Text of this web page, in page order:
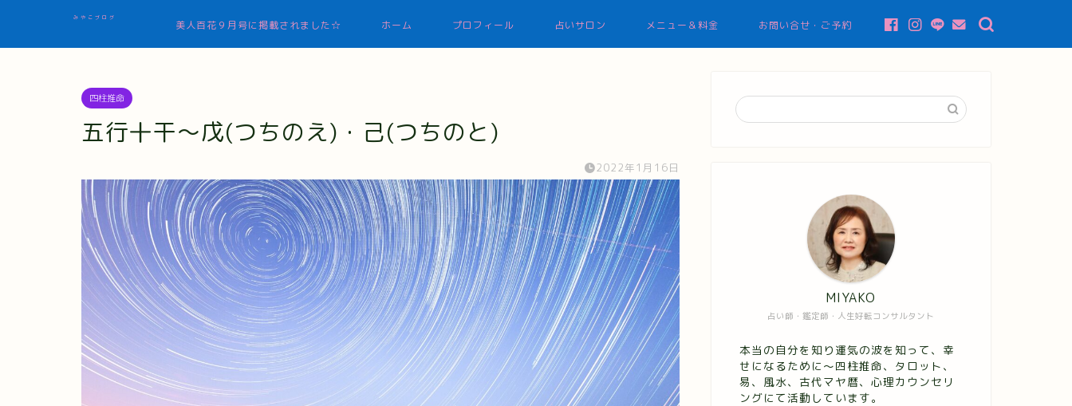
みやこブログ
美人百花９月号に掲載されました☆ ホーム プロフィール 占いサロン メニュー＆料金 お問い合せ・ご予約
四柱推命
五行十干～戊(つちのえ)・己(つちのと)
2022年1月16日
占い師・鑑定師・人生好転コンサルタント
MIYAKO
本当の自分を知り運気の波を知って、幸
せになるために～四柱推命、タロット、
易、風水、古代マヤ暦、心理カウンセリ
ングにて活動しています。